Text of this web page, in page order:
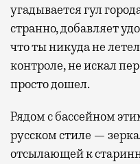
угадывается гул
странно, добавляет
что ты никуда не
контроле, не искал
просто дошел.
Рядом с бассейном
русском стиле —
отсылающей к